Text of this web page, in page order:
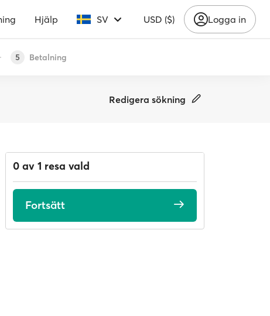
Hjälp SV USD ($) Logga in
5 Betalning
Redigera sökning
0 av 1 resa vald
Fortsätt